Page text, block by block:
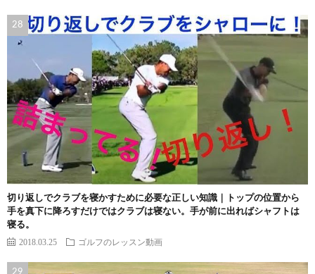
切り返しでクラブを寝かすために必要な正しい知識｜トップの位置から
手を真下に降ろすだけではクラブは寝ない。手が前に出ればシャフトは
寝る。
2018.03.25 ゴルフのレッスン動画